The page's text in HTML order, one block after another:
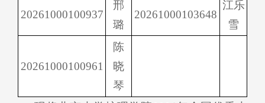
20261000100937
邢
璐
20261000103648
江乐
雪
20261000100961
陈
晓
琴